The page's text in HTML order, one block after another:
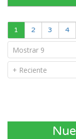
1 2 3 4
Mostrar 9
+ Reciente